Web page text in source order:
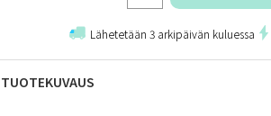
Lähetetään 3 arkipäivän kuluessa
TUOTEKUVAUS